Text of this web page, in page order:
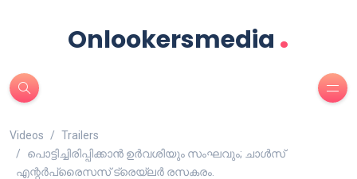
Onlookersmedia .
Videos
Trailers
പൊട്ടിച്ചിരിപ്പിക്കാന്‍ ഉര്‍വശിയും സംഘവും; ചാൾസ്
എന്റർപ്രൈസസ് ട്രെയ്‌ലർ രസകരം.